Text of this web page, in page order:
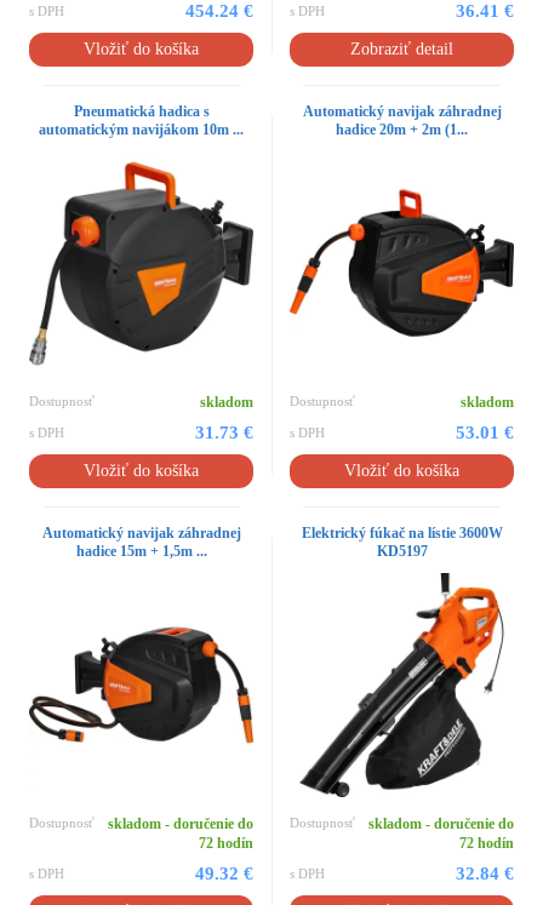
s DPH 454.24 €
Vložiť do košíka
s DPH 36.41 €
Zobraziť detail
Pneumatická hadica s
automatickým navijákom 10m ...
Dostupnosť skladom
s DPH 31.73 €
Vložiť do košíka
Automatický navijak záhradnej
hadice 20m + 2m (1...
Dostupnosť skladom
s DPH 53.01 €
Vložiť do košíka
Automatický navijak záhradnej
hadice 15m + 1,5m ...
Dostupnosť
skladom - doručenie do
72 hodín
s DPH 49.32 €
Elektrický fúkač na lístie 3600W
KD5197
Dostupnosť
skladom - doručenie do
72 hodín
s DPH 32.84 €